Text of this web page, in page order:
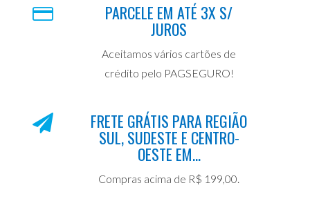
PARCELE EM ATÉ 3X S/
JUROS
Aceitamos vários cartões de
crédito pelo PAGSEGURO!
FRETE GRÁTIS PARA REGIÃO
SUL, SUDESTE E CENTRO-
OESTE EM...
Compras acima de R$ 199,00.